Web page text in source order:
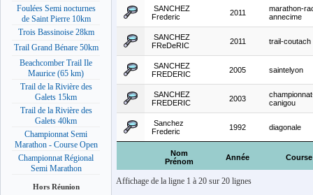
Foulées Semi nocturnes
de Saint Pierre 10km
Trois Bassinoise 28km
Trail Grand Bénare 50km
Beachcomber Trail Ile
Maurice (65 km)
Trail de la Rivière des
Galets 15km
Trail de la Rivière des
Galets 40km
Championnat Semi
Marathon - Course Open
Championnat Régional
Semi Marathon
Hors Réunion
Nom
Prénom
Année Course
SANCHEZ
Frederic
2011
marathon-
annecime
SANCHEZ
FReDeRIC
2011 trail-coutach
SANCHEZ
FREDERIC
2005 saintelyon
SANCHEZ
FREDERIC
2003
canigou
Sanchez
Frederic
1992 diagonale
Affichage de la ligne 1 à 20 sur 20 lignes